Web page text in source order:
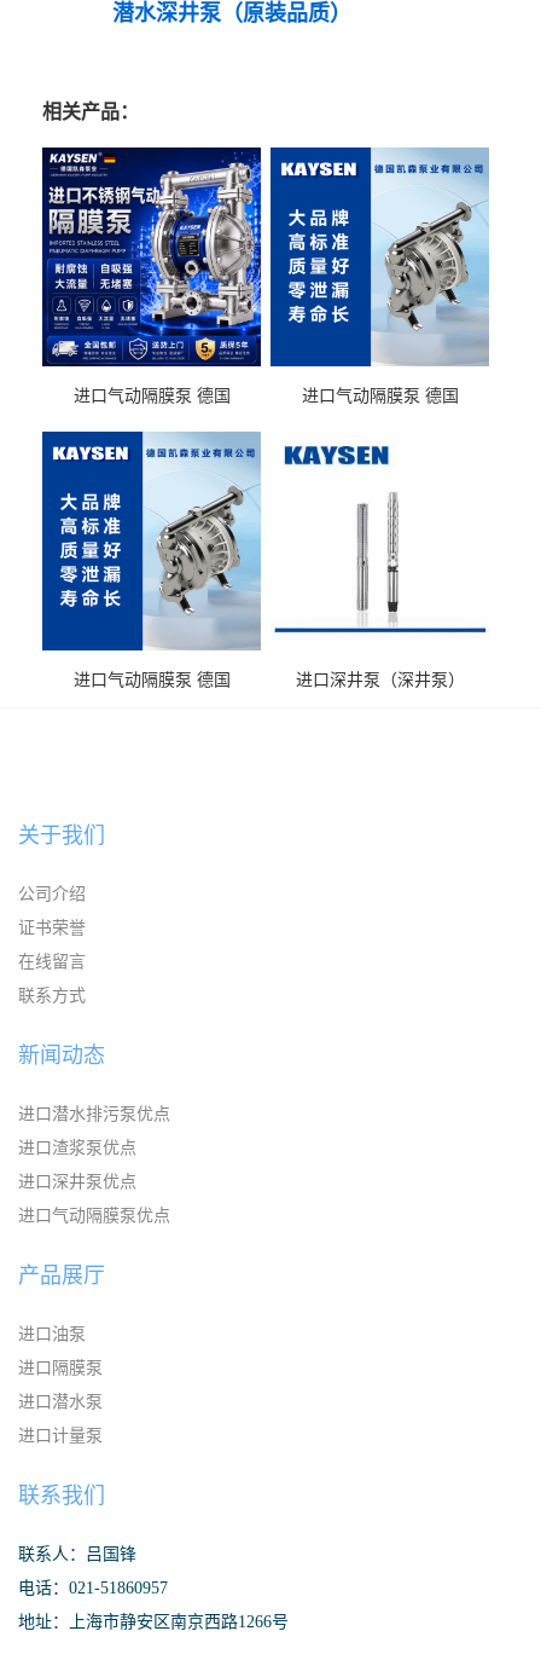
潜水深井泵（原装品质）
相关产品：
进口气动隔膜泵 德国
送气动泵
进口气动隔膜泵 德国
输送
进口气动隔膜泵 德国
进口深井泵（深井泵）
关于我们
公司介绍
证书荣誉
在线留言
联系方式
新闻动态
进口潜水排污泵优点
进口渣浆泵优点
进口深井泵优点
进口气动隔膜泵优点
产品展厅
进口油泵
进口隔膜泵
进口潜水泵
进口计量泵
联系我们
联系人：吕国锋
电话：021-51860957
地址：上海市静安区南京西路1266号